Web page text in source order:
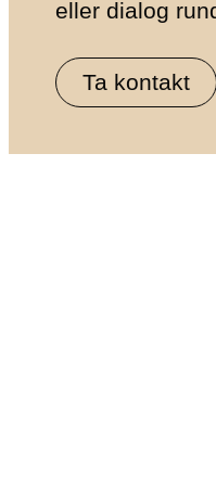
eller dialog
Ta kontakt